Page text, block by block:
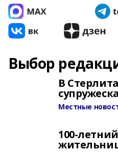
Выбор
В
Местные
100-